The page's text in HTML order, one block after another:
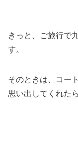
きっと、ご旅行で
す。
そのときは、コー
思い出してくれた